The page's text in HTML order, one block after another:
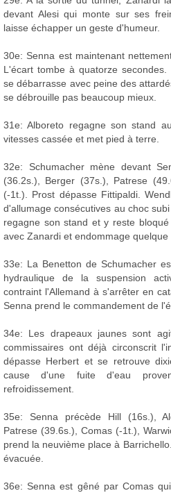
devant Alesi qui monte sur ses
laisse échapper un geste d'humeur.
30e: Senna est maintenant
L'écart tombe à quatorze
se débarrasse avec peine des
se débrouille pas beaucoup mieux.
31e: Alboreto regagne son stand
vitesses cassée et met pied à terre.
32e: Schumacher mène devant
(36.2s.), Berger (37s.), Patrese
(-1t.). Prost dépasse Fittipaldi.
d'allumage consécutives au choc
regagne son stand et y reste
avec Zanardi et endommage
33e: La Benetton de Schumacher
hydraulique de la suspension
contraint l'Allemand à s'arrêter en
Senna prend le commandement de
34e: Les drapeaux jaunes sont
commissaires ont déjà circonscrit
dépasse Herbert et se retrouve
cause d'une fuite d'eau
refroidissement.
35e: Senna précède Hill (16s.),
Patrese (39.6s.), Comas (-1t.),
prend la neuvième place à
évacuée.
36e: Senna est gêné par Comas